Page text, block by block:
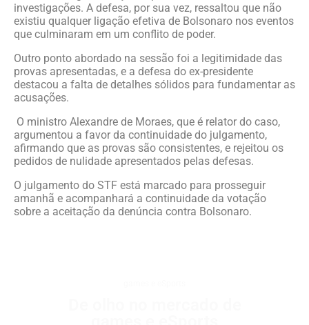
investigações. A defesa, por sua vez, ressaltou que não
existiu qualquer ligação efetiva de Bolsonaro nos eventos
que culminaram em um conflito de poder.
Outro ponto abordado na sessão foi a legitimidade das
provas apresentadas, e a defesa do ex-presidente
destacou a falta de detalhes sólidos para fundamentar as
acusações.
O ministro Alexandre de Moraes, que é relator do caso,
argumentou a favor da continuidade do julgamento,
afirmando que as provas são consistentes, e rejeitou os
pedidos de nulidade apresentados pelas defesas.
O julgamento do STF está marcado para prosseguir
amanhã e acompanhará a continuidade da votação
sobre a aceitação da denúncia contra Bolsonaro.